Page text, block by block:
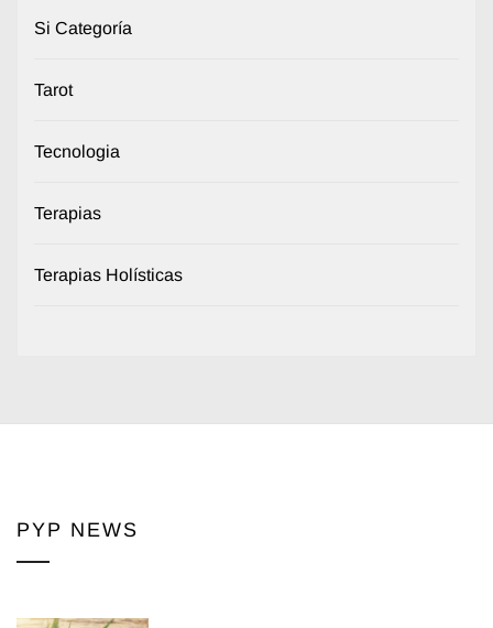
Si Categoría
Tarot
Tecnologia
Terapias
Terapias Holísticas
PYP NEWS